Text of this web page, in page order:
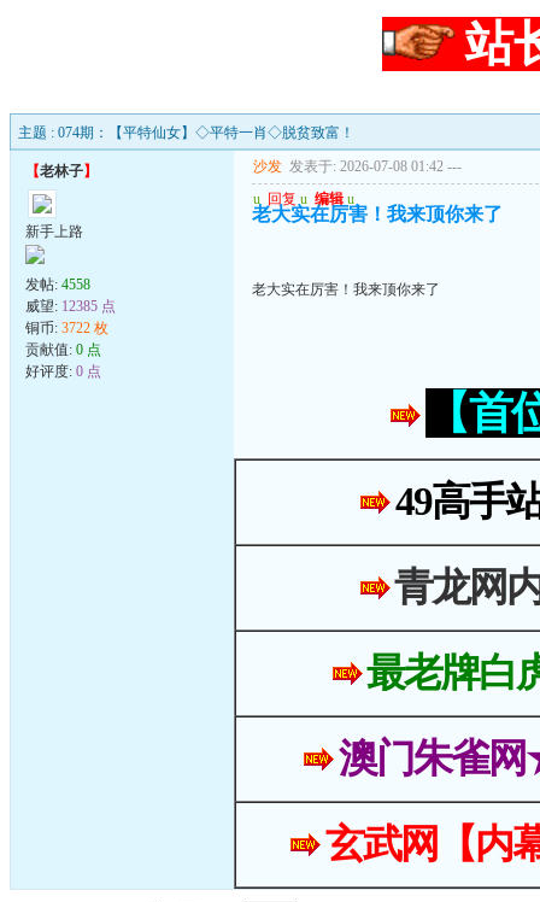
站
主题 : 074期：【平特仙女】◇平特一肖◇脱贫致富！
【老林子】
新手上路
发帖: 4558
威望: 12385 点
铜币: 3722 枚
贡献值: 0 点
好评度: 0 点
沙发 发表于: 2026-07-08 01:42 ---
u 回复 u 编辑 u
老大实在厉害！我来顶你来了
老大实在厉害！我来顶你来了
【
49高手
青龙网
最老牌白
澳门朱雀
玄武网【内